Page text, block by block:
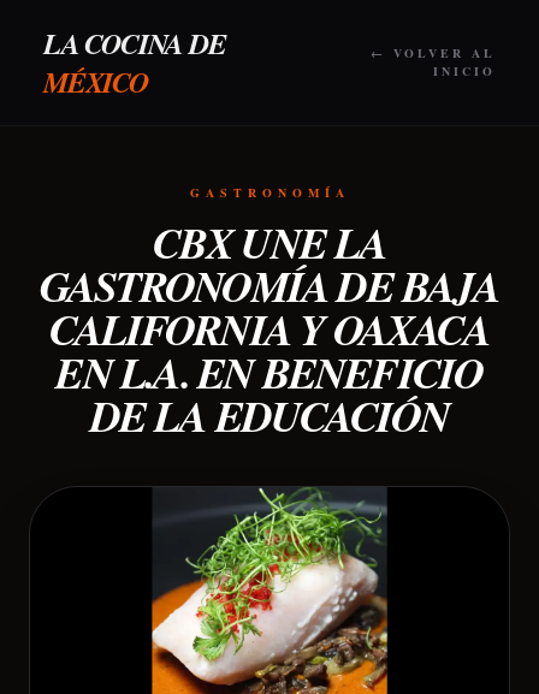
LA COCINA DE
MÉXICO
← VOLVER AL
INICIO
GASTRONOMÍA
CBX UNE LA
GASTRONOMÍA DE BAJA
CALIFORNIA Y OAXACA
EN L.A. EN BENEFICIO
DE LA EDUCACIÓN